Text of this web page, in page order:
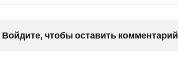
Войдите, чтобы оставить комментарий